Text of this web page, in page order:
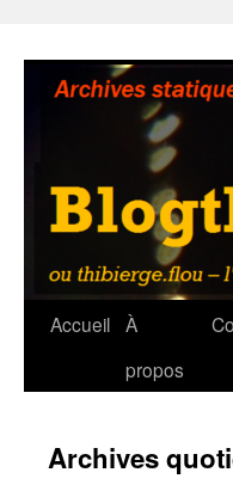
contenu
Accueil À
propos
Archives